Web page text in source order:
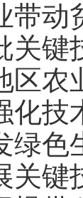
带动
键
农业
化技
绿色
关键